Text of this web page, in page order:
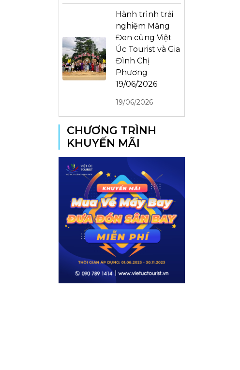
Hành trình trải
nghiệm Măng
Đen cùng Việt
Úc Tourist và Gia
Đình Chị
Phương
19/06/2026
19/06/2026
CHƯƠNG TRÌNH
KHUYẾN MÃI